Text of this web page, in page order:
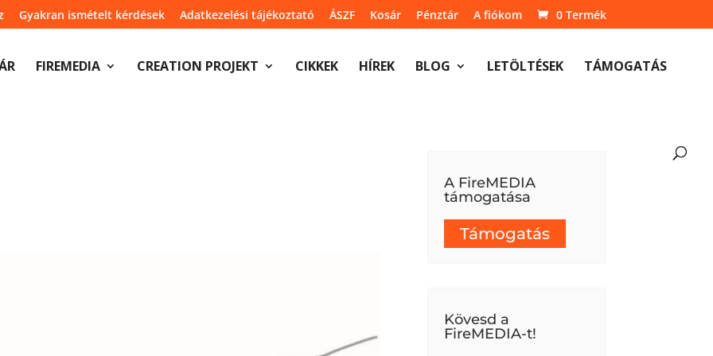
Gyakran ismételt kérdések Adatkezelési tájékoztató ÁSZF Kosár Pénztár A fiókom 0 Termék
FIREMEDIA CREATION PROJEKT CIKKEK HÍREK BLOG LETÖLTÉSEK TÁMOGATÁS
A FireMEDIA
támogatása
Támogatás
Kövesd a
FireMEDIA-t!